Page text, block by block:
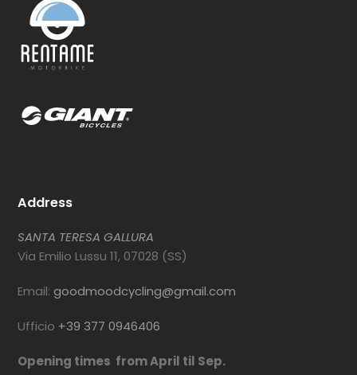
Address
SANTA TERESA GALLURA
Via Emilio Lussu 11, 07028 (SS)
Email:goodmoodcycling@gmail.com
Ufficio +39 377 0946406
Opening times from April til Sep.